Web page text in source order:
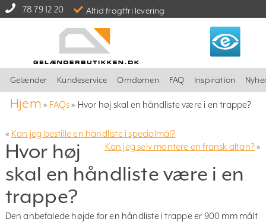
78 79 12 20 Altid fragtfri levering
Gelænder Kundeservice Omdømen FAQ Inspiration
Hjem » FAQs» Hvor høj skal en håndliste være i en trappe?
« Kan jeg bestille en håndliste i specialmål?
Kan jeg selv montere en fransk altan?»
Hvor høj
skal en håndliste være i en
trappe?
Den anbefalede højde for en håndliste i trappe er 900 mm målt